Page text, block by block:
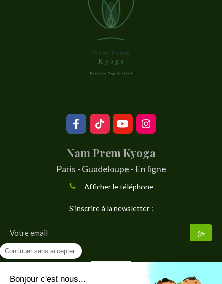
Nam Prem Kyoga
Paris - Guadeloupe - En ligne
Afficher le téléphone
S'inscrire à la newsletter :
Votre email
Continuer sans accepter
Bonjour c'est nous...